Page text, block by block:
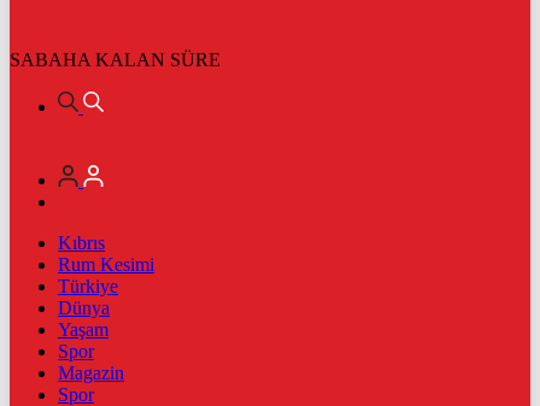
SABAHA KALAN SÜRE
Kıbrıs
Rum Kesimi
Türkiye
Dünya
Yaşam
Spor
Magazin
Spor